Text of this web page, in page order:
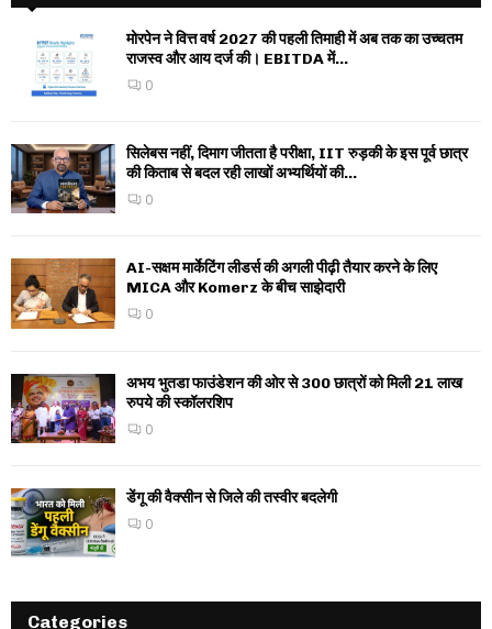
मोरपेन ने वित्त वर्ष 2027 की पहली तिमाही में अब तक का उच्चतम
राजस्व और आय दर्ज की। EBITDA में...
0
सिलेबस नहीं, दिमाग जीतता है परीक्षा, IIT रुड़की के इस पूर्व छात्र
की किताब से बदल रही लाखों अभ्यर्थियों की...
0
AI-सक्षम मार्केटिंग लीडर्स की अगली पीढ़ी तैयार करने के लिए
MICA और Komerz के बीच साझेदारी
0
अभय भुतडा फाउंडेशन की ओर से 300 छात्रों को मिली 21 लाख
रुपये की स्कॉलरशिप
0
डेंगू की वैक्सीन से जिले की तस्वीर बदलेगी
0
Categories